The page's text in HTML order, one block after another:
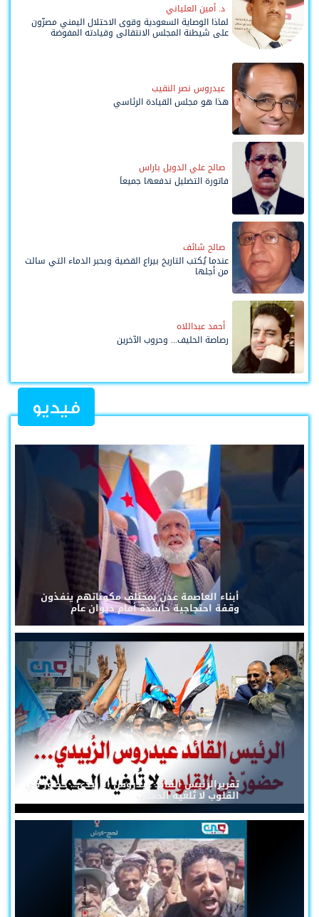
د. أمين العلياني
لماذا الوصاية السعودية وقوى الاحتلال اليمني مصرّون
على شيطنة المجلس الانتقالي وقيادته المفوضة
عيدروس نصر النقيب
هذا هو مجلس القيادة الرئاسي
صالح علي الدويل باراس
فاتورة التضليل ندفعها جميعاً
صالح شائف
عندما يُكتب التاريخ بيراع القضية وبحبر الدماء التي سالت
من أجلها
أحمد عبداللاه
رصاصة الحليف... وحروب الآخرين
فيديو
أبناء العاصمة عدن بمختلف مكوناتهم ينفذون
وقفة احتجاجية حاشدة أمام ديوان عام
تقريرالرئيس القائد عيدروس الزُبيدي... حضورٌ في
القلوب لا تُلغيه الحملات